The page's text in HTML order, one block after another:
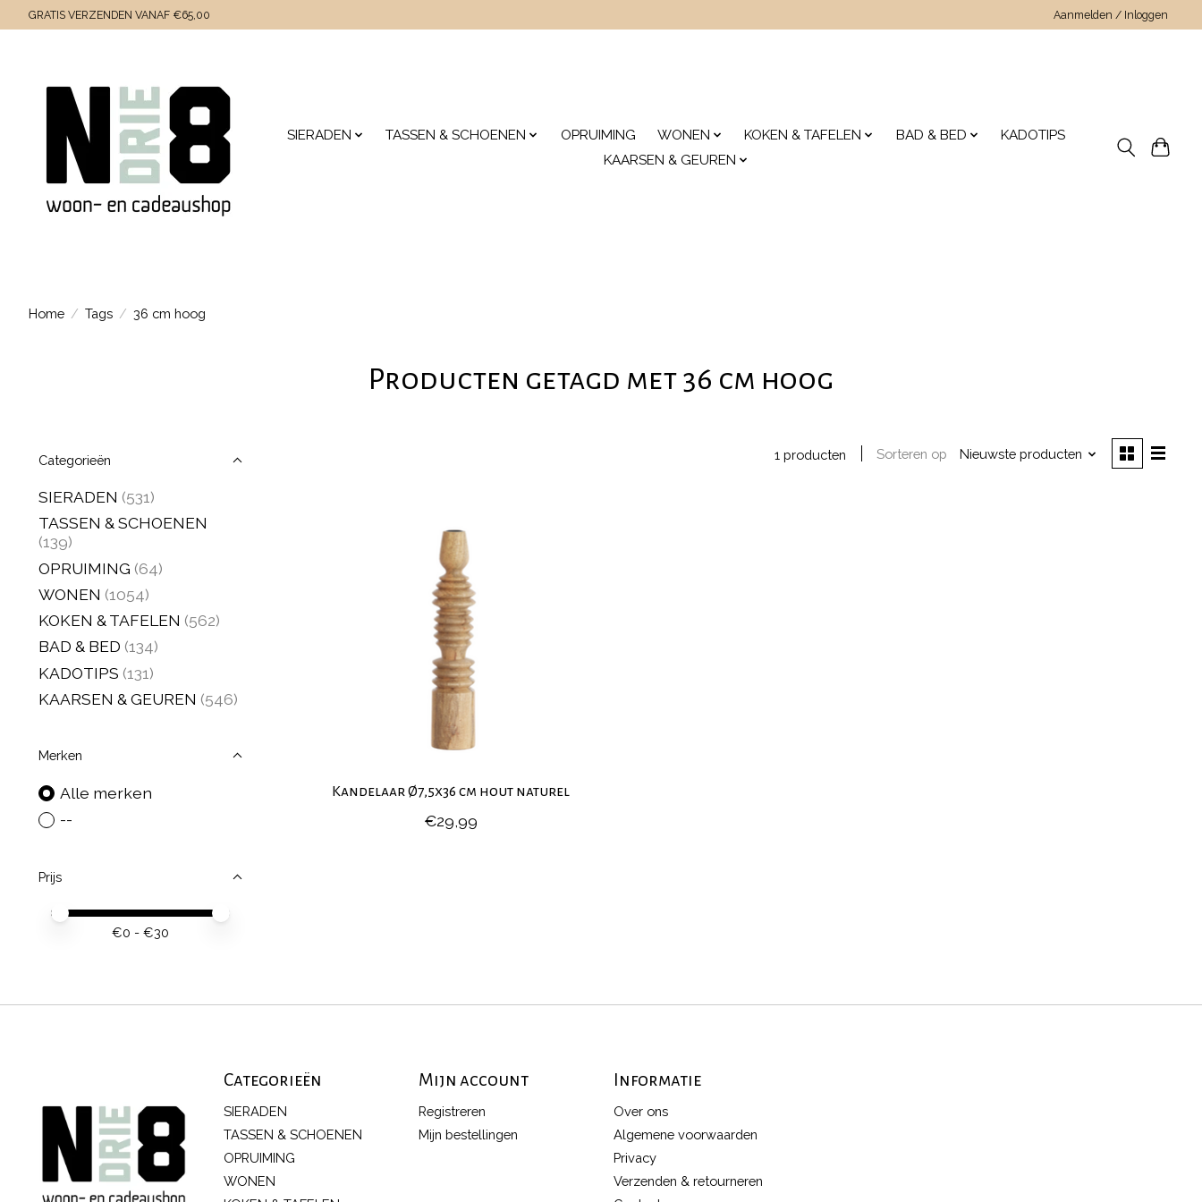
GRATIS VERZENDEN VANAF €65,00 Aanmelden / Inloggen
SIERADEN TASSEN & SCHOENEN OPRUIMING WONEN KOKEN & TAFELEN BAD & BED
KADOTIPS
KAARSEN & GEUREN
Home / Tags / 36 cm hoog
Producten getagd met 36 cm hoog
Categorieën
SIERADEN (531)
TASSEN & SCHOENEN
(139)
OPRUIMING (64)
WONEN (1054)
KOKEN & TAFELEN (562)
BAD & BED (134)
KADOTIPS (131)
KAARSEN & GEUREN (546)
Merken
Alle merken
--
Prijs
Minimale prijswaarde
Price maximum value
€0 - €30
1 producten Sorteren op Nieuwste producten
Kandelaar Ø7,5x36 cm hout naturel
€29,99
Categorieën
SIERADEN
TASSEN & SCHOENEN
OPRUIMING
WONEN
Mijn account
Registreren
Mijn bestellingen
Informatie
Over ons
Algemene voorwaarden
Privacy
Verzenden & retourneren